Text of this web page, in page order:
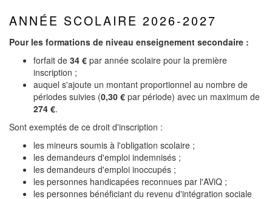
ANNÉE SCOLAIRE 2026-2027
Pour les formations de niveau enseignement secondaire :
forfait de 34 € par année scolaire pour la première
inscription ;
auquel s'ajoute un montant proportionnel au nombre de
périodes suivies (0,30 € par période) avec un maximum de
274 €.
Sont exemptés de ce droit d'inscription :
les mineurs soumis à l'obligation scolaire ;
les demandeurs d'emploi indemnisés ;
les demandeurs d'emploi inoccupés ;
les personnes handicapées reconnues par l'AViQ ;
les personnes bénéficiant du revenu d'intégration sociale